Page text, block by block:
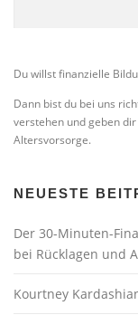
Du willst finanzielle
Dann bist du bei uns
verstehen und geben
Altersvorsorge.
NEUESTE
Der 30-Minuten-
bei Rücklagen und
Kourtney